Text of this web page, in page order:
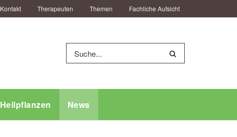
Kontakt Therapeuten Themen Fachliche Aufsicht
Heilpflanzen News